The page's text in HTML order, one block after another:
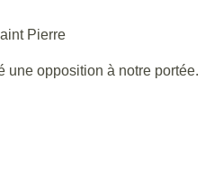
Pierre
une opposition à notre portée.